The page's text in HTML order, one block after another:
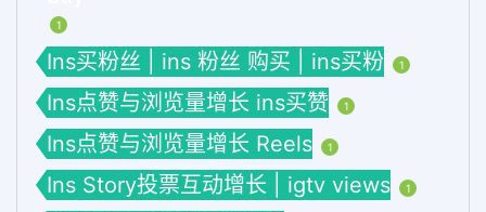
1
Ins买粉丝 | ins 粉丝 购买 | ins买粉 1
Ins点赞与浏览量增长 ins买赞 1
Ins点赞与浏览量增长 Reels 1
Ins Story投票互动增长 | igtv views 1